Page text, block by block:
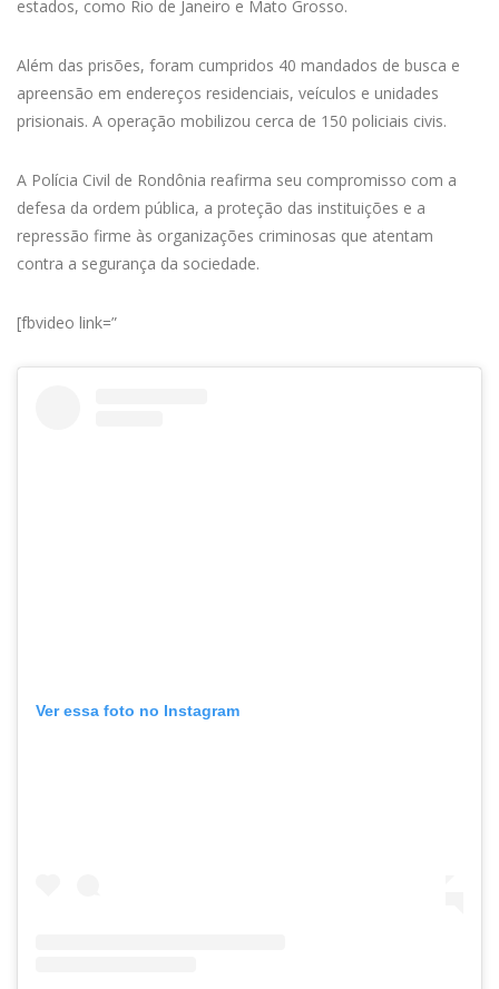
estados, como Rio de Janeiro e Mato Grosso.
Além das prisões, foram cumpridos 40 mandados de busca e
apreensão em endereços residenciais, veículos e unidades
prisionais. A operação mobilizou cerca de 150 policiais civis.
A Polícia Civil de Rondônia reafirma seu compromisso com a
defesa da ordem pública, a proteção das instituições e a
repressão firme às organizações criminosas que atentam
contra a segurança da sociedade.
[fbvideo link=”
Ver essa foto no Instagram